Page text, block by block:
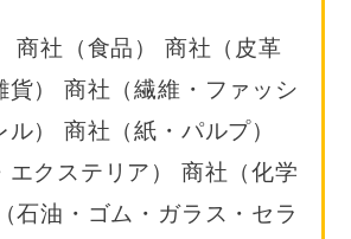
商社（食品） 商社（皮革
貨） 商社（繊維・ファッシ
ル） 商社（紙・パルプ）
エクステリア） 商社（化学
石油・ゴム・ガラス・セラ